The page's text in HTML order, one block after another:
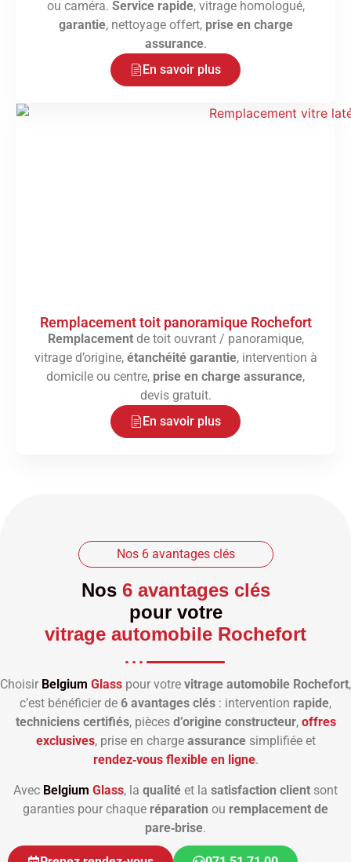
ou caméra. Service rapide, vitrage homologué,
garantie, nettoyage offert, prise en charge
assurance.
En savoir plus
Remplacement toit panoramique Rochefort
Remplacementde toit ouvrant / panoramique,
vitrage d’origine, étanchéité garantie, intervention à
domicile ou centre, prise en charge assurance,
devis gratuit.
En savoir plus
Nos 6 avantages clés
Nos 6 avantages clés
pour votre
vitrage automobile Rochefort
Choisir Belgium Glass pour votre vitrage automobile Rochefort,
c’est bénéficier de 6 avantages clés : intervention rapide,
techniciens certifiés, pièces d’origine constructeur, offres
exclusives, prise en charge assurancesimplifiée et
rendez‑vous flexible en ligne.
Avec Belgium Glass, la qualité et la satisfaction client sont
garanties pour chaque réparation ou remplacement de
pare‑brise.